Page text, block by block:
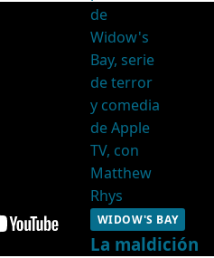
WIDOW'S BAY
La maldición